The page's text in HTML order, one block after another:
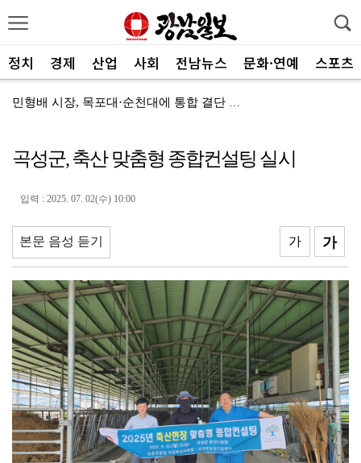
정치 경제 산업 사회 전남뉴스 문화·연예 스포츠
민형배 시장, 목포대·순천대에 통합 결단 촉구
[기고]녹색도시는 선택이 아닌 생존이다
양철호 광주국세청장, 체납관리단 현장 소통
"문학, 자기완성 위한 수행·사회적 복무 실천해야"
AI에 관심있는 성인들 '교육 안내자'로 양성한다
"아빠와 아이의 행복한 순간을 찾습니다"
곡성군, 축산 맞춤형 종합컨설팅 실시
입력 : 2025. 07. 02(수) 10:00
본문 음성 듣기 가
가